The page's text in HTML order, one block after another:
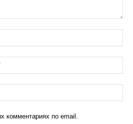
комментариях по email.